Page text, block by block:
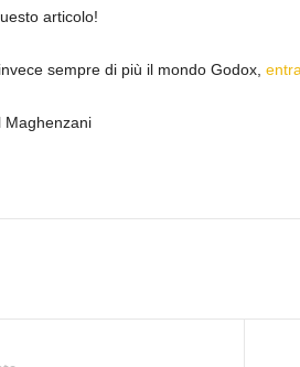
articolo!
sempre di più il mondo Godox,
Maghenzani